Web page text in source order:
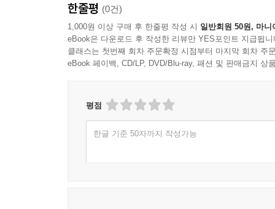
참고문헌
한줄평 (0건)
1,000원 이상 구매 후 한줄평 작성 시 일반회원 50원, 마니
eBook은 다운로드 후 작성한 리뷰만 YES포인트 지급됩니
클래스는 첫번째 회차 주문확정 시점부터 마지막 회차 주
eBook 페이백, CD/LP, DVD/Blu-ray, 패션 및 판매금지 상
평점
한글 기준 50자까지 작성가능